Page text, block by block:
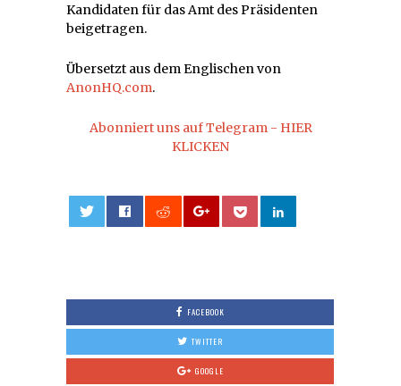
Kandidaten für das Amt des Präsidenten
beigetragen.
Übersetzt aus dem Englischen von
AnonHQ.com.
Abonniert uns auf Telegram - HIER
KLICKEN
FACEBOOK
TWITTER
GOOGLE